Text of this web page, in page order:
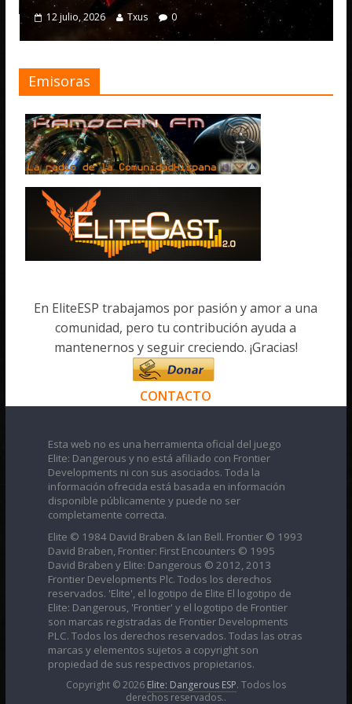
2026 Txus 0
Emisoras
En EliteESP trabajamos por pasión y amor a una
comunidad, pero tu contribución ayuda a
mantenernos y seguir creciendo. ¡Gracias!
CONTACTO
Esta web no es una herramienta oficial del juego
Elite: Dangerous y no está afiliado con Frontier
Developments ni con sus asociados. Toda la
información ofrecida está basada en información
disponible públicamente y puede no ser
completamente correcta.
Elite © 1984 David Braben & Ian Bell. Frontier © 1993
David Braben, Frontier: First Encounters © 1995
David Braben y Elite: Dangerous © 2012, 2013
Frontier Developments Plc. Todos los derechos
reservados. 'Elite', el logotipo de Elite El logotipo de
Elite: Dangerous, 'Frontier' y el logotipo de Frontier
son marcas registradas de Frontier Developments
PLC. Todos los derechos reservados. Todas las otras
marcas y elementos sujetos a copyright son
propiedad de sus respectivos propietarios.
Copyright © 2026 Elite: Dangerous ESP. Todos los
derechos reservados..